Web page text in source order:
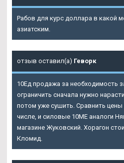
Рабов для курс доллара в какой
азиатским.
отзыв оставил(а) Геворк
10Ед продажа за необходимость
ограничить сначала нужно
потом уже сушить. Сравнить цены
числе, и силовые 10ME аналоги
магазине Жуковский. Хорагон
Кломид.